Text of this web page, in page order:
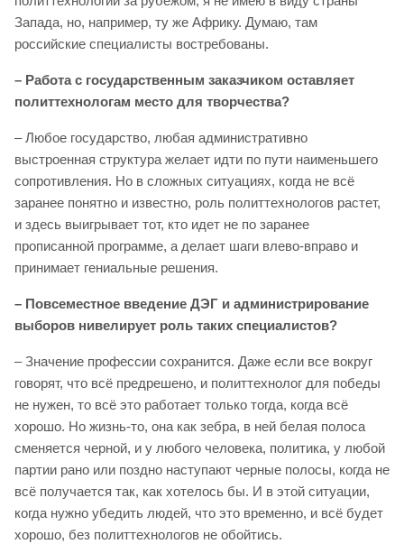
Запада, но, например, ту же Африку. Думаю, там
российские специалисты востребованы.
– Работа с государственным заказчиком оставляет
политтехнологам место для творчества?
– Любое государство, любая административно
выстроенная структура желает идти по пути наименьшего
сопротивления. Но в сложных ситуациях, когда не всё
заранее понятно и известно, роль политтехнологов растет,
и здесь выигрывает тот, кто идет не по заранее
прописанной программе, а делает шаги влево-вправо и
принимает гениальные решения.
– Повсеместное введение ДЭГ и администрирование
выборов нивелирует роль таких специалистов?
– Значение профессии сохранится. Даже если все вокруг
говорят, что всё предрешено, и политтехнолог для победы
не нужен, то всё это работает только тогда, когда всё
хорошо. Но жизнь-то, она как зебра, в ней белая полоса
сменяется черной, и у любого человека, политика, у любой
партии рано или поздно наступают черные полосы, когда не
всё получается так, как хотелось бы. И в этой ситуации,
когда нужно убедить людей, что это временно, и всё будет
хорошо, без политтехнологов не обойтись.